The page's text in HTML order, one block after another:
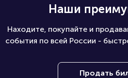
Наши
Находите, покупайте и
события по всей России -
Продать